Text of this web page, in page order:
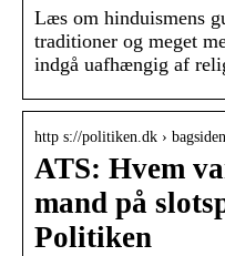
Læs om hinduismens
traditioner og meget
indgå uafhængig af
http s://politiken.dk ›
ATS: Hvem
mand på
Politiken